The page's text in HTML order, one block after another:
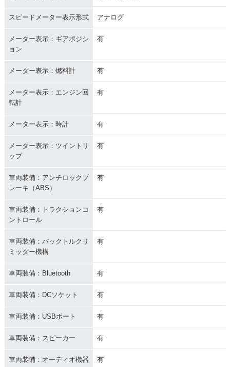
スピードメーター表示形式 アナログ
メーター表示：ギアポジシ
ョン
有
メーター表示：燃料計 有
メーター表示：エンジン回
転計
有
メーター表示：時計 有
メーター表示：ツイントリ
ップ
有
車両装備：アンチロックブ
レーキ（ABS）
有
車両装備：トラクションコ
ントロール
有
車両装備：バックトルクリ
ミッター機構
有
車両装備：Bluetooth 有
車両装備：DCソケット 有
車両装備：USBポート 有
車両装備：スピーカー 有
車両装備：オーディオ機器 有